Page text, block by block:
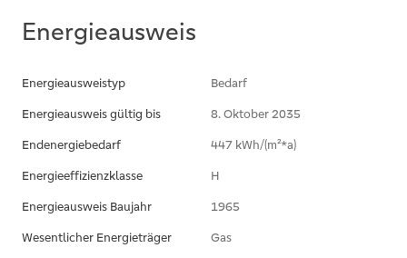
Energieausweis
Energieausweistyp
Bedarf
Energieausweis gültig bis
8. Oktober 2035
Endenergiebedarf
447 kWh/(m²*a)
Energieeffizienzklasse
H
Energieausweis Baujahr
1965
Wesentlicher Energieträger
Gas